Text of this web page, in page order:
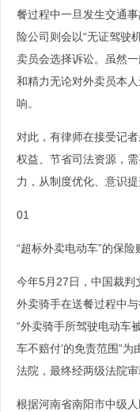
餐过程中一旦发生交通
险公司则会以“无证驾驶
卖员会选择诉讼。虽然
和精力无论对外卖员本
响。
对此，有律师在接受记
权益、节省司法资源，
力，从制度优化、意识
01
“超标外卖电动车”的保险
今年5月27日，中国裁判
外卖骑手在送餐过程中
“外卖骑手所驾驶电动车
车不赔付’的免责范围”
法院，最终经两级法院
根据河南省南阳市中级